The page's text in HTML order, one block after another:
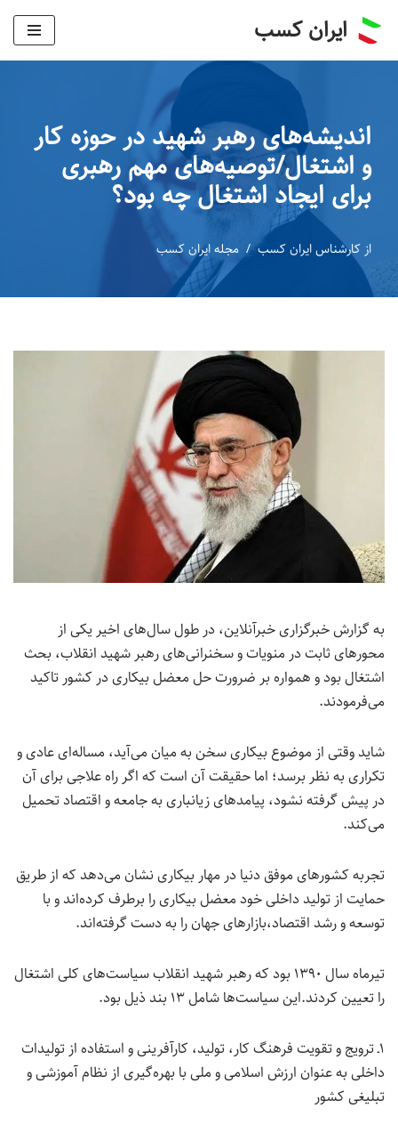
پرش
ایران کسب
اندیشه‌های رهبر شهید در حوزه کار
و اشتغال/توصیه‌های مهم رهبری
برای ایجاد اشتغال چه بود؟
از کارشناس ایران کسب مجله ایران کسب
به گزارش خبرگزاری خبرآنلاین، در طول سال‌های اخیر یکی از
محورهای ثابت در منویات و سخنرانی‌های رهبر شهید انقلاب، بحث
اشتغال بود و همواره بر ضرورت حل معضل بیکاری در کشور تاکید
می‌فرمودند.
شاید وقتی از موضوع بیکاری سخن به میان می‌آید، مساله‌ای عادی و
تکراری به نظر برسد؛ اما حقیقت آن است که اگر راه علاجی برای آن
در پیش گرفته نشود، پیامدهای زیانباری به جامعه و اقتصاد تحمیل
می‌کند.
تجربه کشورهای موفق دنیا در مهار بیکاری نشان می‌دهد که از طریق
حمایت از تولید داخلی خود معضل بیکاری را برطرف کرده‌اند و با
توسعه و رشد اقتصاد،بازارهای جهان را به دست گرفته‌اند.
تیرماه سال ۱۳۹۰ بود که رهبر شهید انقلاب سیاست‌های کلی اشتغال
را تعیین کردند.این سیاست‌ها شامل ۱۳ بند ذیل بود.
۱ـ ترویج و تقویت فرهنگ کار، تولید، کارآفرینی و استفاده از تولیدات
داخلی به عنوان ارزش اسلامی و ملی با بهره‌گیری از نظام آموزشی و
تبلیغی کشور